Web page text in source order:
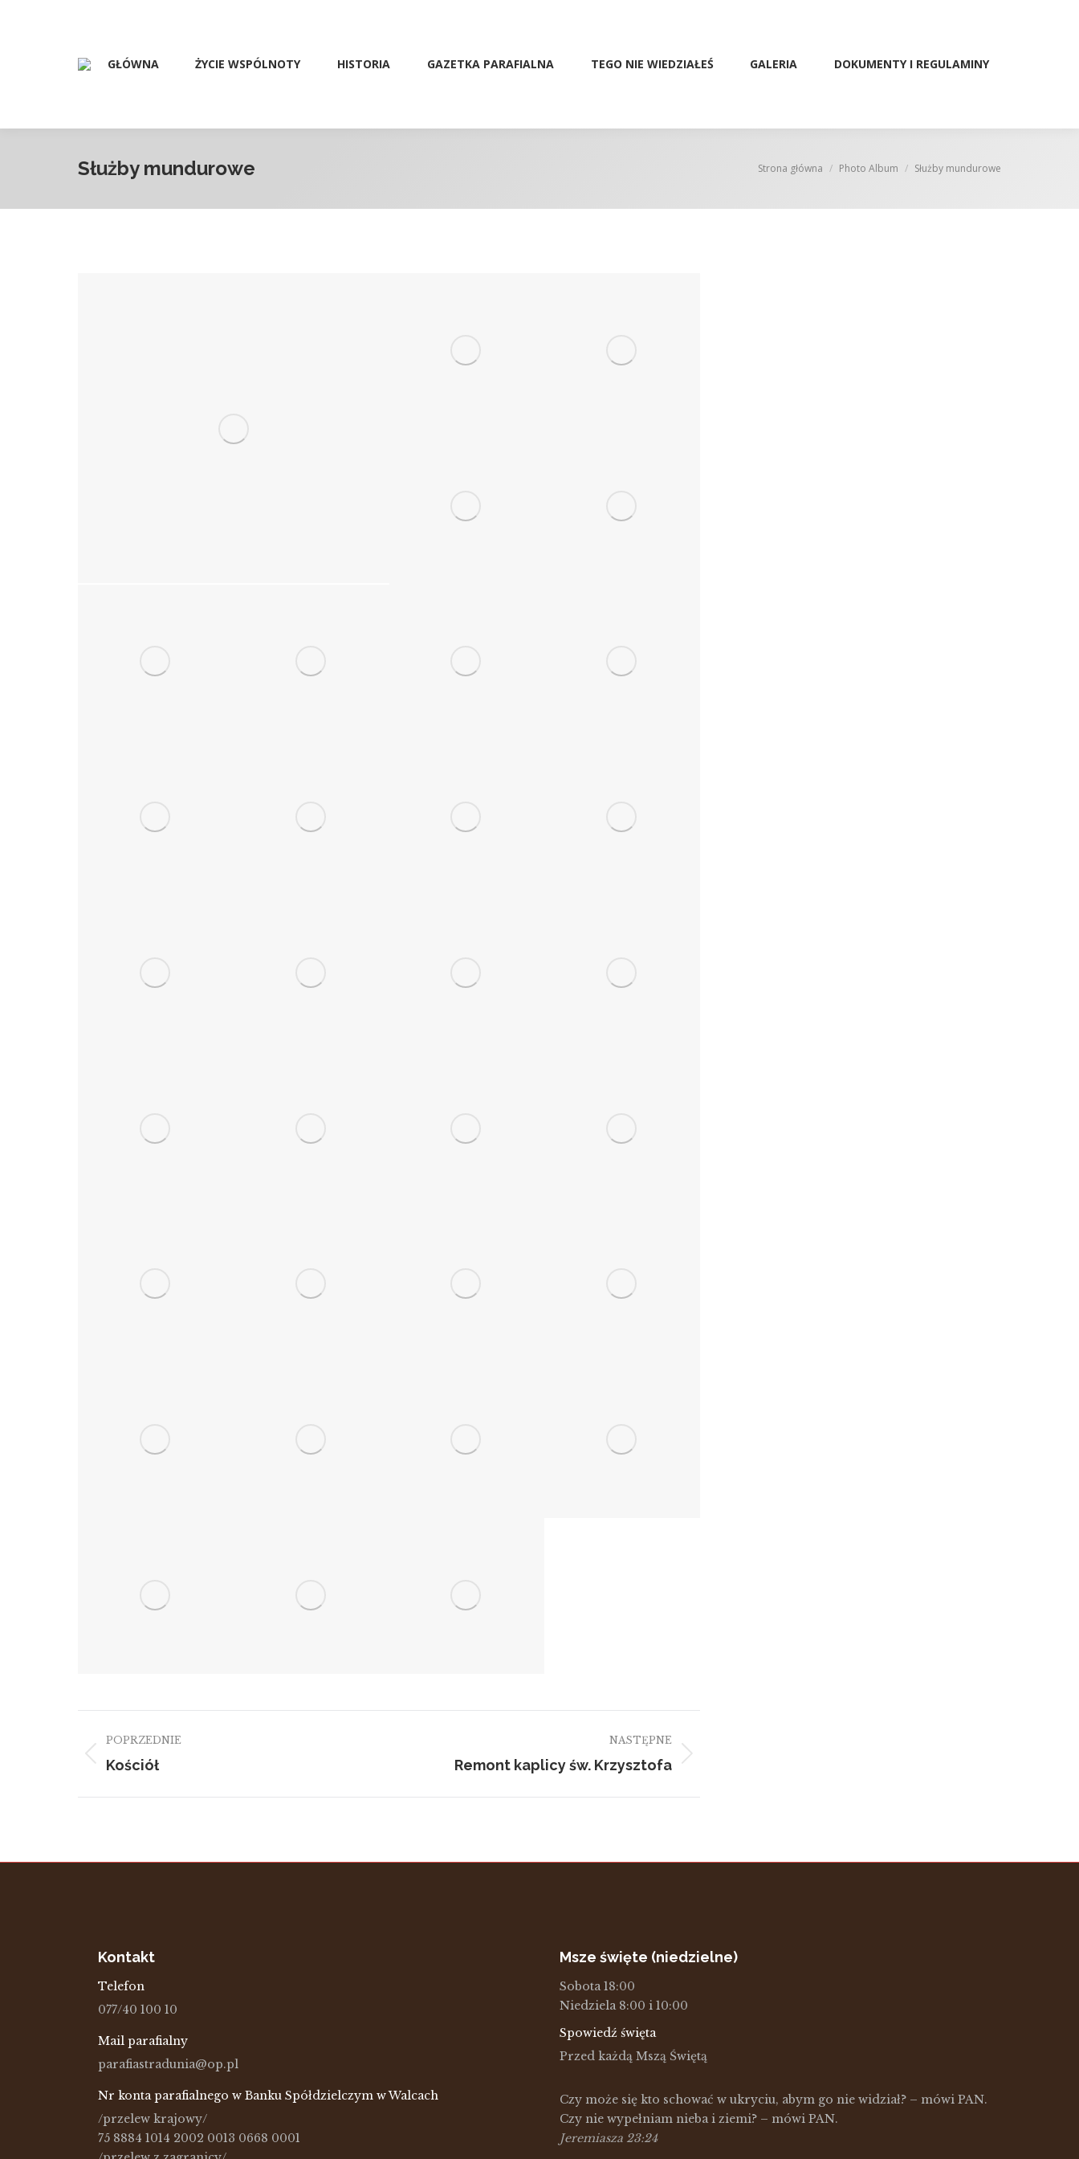
GŁÓWNA ŻYCIE WSPÓLNOTY HISTORIA GAZETKA PARAFIALNA TEGO NIE WIEDZIAŁEŚ GALERIA DOKUMENTY I REGULAMINY
Służby mundurowe Jesteś tutaj:
Strona główna Photo Album Służby mundurowe
albumu
POPRZEDNIE
Poprzedni
Kościół
NASTĘPNE
NastępnyRemont kaplicy św. Krzysztofa
Kontakt
Telefon
077/40 100 10
Mail parafialny
parafiastradunia@op.pl
Nr konta parafialnego w Banku Spółdzielczym w Walcach
/przelew krajowy/
75 8884 1014 2002 0013 0668 0001
Msze święte (niedzielne)
Sobota 18:00
Niedziela 8:00 i 10:00
Spowiedź święta
Przed każdą Mszą Świętą
Czy może się kto schować w ukryciu, abym go nie widział? – mówi PAN.
Czy nie wypełniam nieba i ziemi? – mówi PAN.
Jeremiasza 23:24